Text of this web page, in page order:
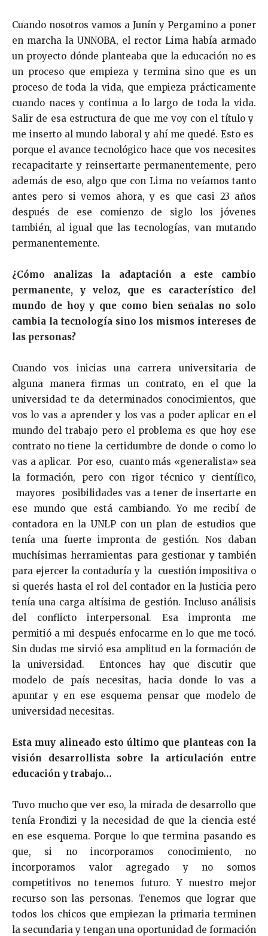
Cuando nosotros vamos a Junín y Pergamino a poner
en marcha la UNNOBA, el rector Lima había armado
un proyecto dónde planteaba que la educación no es
un proceso que empieza y termina sino que es un
proceso de toda la vida, que empieza prácticamente
cuando naces y continua a lo largo de toda la vida.
Salir de esa estructura de que me voy con el título y
me inserto al mundo laboral y ahí me quedé. Esto es
porque el avance tecnológico hace que vos necesites
recapacitarte y reinsertarte permanentemente, pero
además de eso, algo que con Lima no veíamos tanto
antes pero si vemos ahora, y es que casi 23 años
después de ese comienzo de siglo los jóvenes
también, al igual que las tecnologías, van mutando
permanentemente.
¿Cómo analizas la adaptación a este cambio
permanente, y veloz, que es característico del
mundo de hoy y que como bien señalas no solo
cambia la tecnología sino los mismos intereses de
las personas?
Cuando vos inicias una carrera universitaria de
alguna manera firmas un contrato, en el que la
universidad te da determinados conocimientos, que
vos lo vas a aprender y los vas a poder aplicar en el
mundo del trabajo pero el problema es que hoy ese
contrato no tiene la certidumbre de donde o como lo
vas a aplicar. Por eso, cuanto más «generalista» sea
la formación, pero con rigor técnico y científico,
mayores posibilidades vas a tener de insertarte en
ese mundo que está cambiando. Yo me recibí de
contadora en la UNLP con un plan de estudios que
tenía una fuerte impronta de gestión. Nos daban
muchísimas herramientas para gestionar y también
para ejercer la contaduría y la cuestión impositiva o
si querés hasta el rol del contador en la Justicia pero
tenía una carga altísima de gestión. Incluso análisis
del conflicto interpersonal. Esa impronta me
permitió a mi después enfocarme en lo que me tocó.
Sin dudas me sirvió esa amplitud en la formación de
la universidad. Entonces hay que discutir que
modelo de país necesitas, hacia donde lo vas a
apuntar y en ese esquema pensar que modelo de
universidad necesitas.
Esta muy alineado esto último que planteas con la
visión desarrollista sobre la articulación entre
educación y trabajo…
Tuvo mucho que ver eso, la mirada de desarrollo que
tenía Frondizi y la necesidad de que la ciencia esté
en ese esquema. Porque lo que termina pasando es
que, si no incorporamos conocimiento, no
incorporamos valor agregado y no somos
competitivos no tenemos futuro. Y nuestro mejor
recurso son las personas. Tenemos que lograr que
todos los chicos que empiezan la primaria terminen
la secundaria y tengan una oportunidad de formación